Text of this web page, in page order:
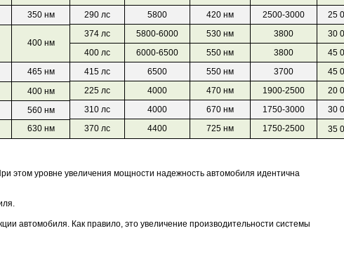
350 нм 290 лс 5800 420 нм 2500-3000
25
400 нм
374 лс 5800-6000 530 нм 3800
30
400 лс 6000-6500 550 нм 3800
45
465 нм 415 лс 6500 550 нм 3700
45
400 нм 225 лс 4000 470 нм 1900-2500
20
560 нм 310 лс 4000 670 нм 1750-3000
30
630 нм 370 лс 4400 725 нм 1750-2500 35
этом уровне увеличения мощности надежность автомобиля идентична
автомобиля. Как правило, это увеличение производительности системы